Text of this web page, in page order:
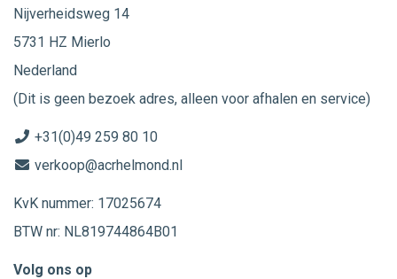
Nijverheidsweg 14
5731 HZ Mierlo
Nederland
(Dit is geen bezoek adres, alleen voor afhalen en service)
+31(0)49 259 80 10
verkoop@acrhelmond.nl
KvK nummer: 17025674
BTW nr: NL819744864B01
Volg ons op